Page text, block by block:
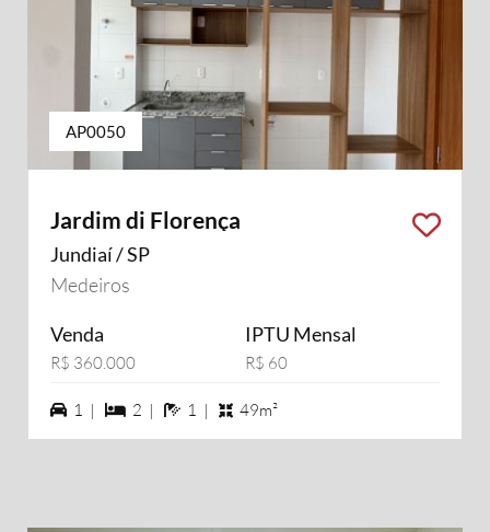
AP0050
Jardim di Florença
Jundiaí / SP
Medeiros
Venda
R$ 360.000
IPTU Mensal
R$ 60
1 vagas na garagem
1 | 2 dormiórios
2 | 1 banheiros
1 | 49m²